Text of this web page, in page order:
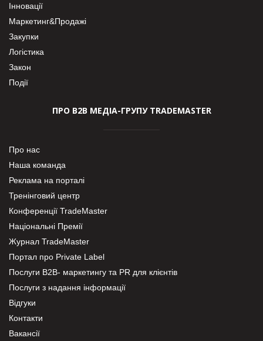
Інновації
Маркетинг&Продажі
Закупки
Логістика
Закон
Події
ПРО В2В МЕДІА-ГРУПУ TRADEMASTER
Про нас
Наша команда
Реклама на порталі
Тренінговий центр
Конференції TradeMaster
Національні Премії
Журнал TradeMaster
Портал про Private Label
Послуги В2В- маркетингу та PR для клієнтів
Послуги з надання інформації
Відгуки
Контакти
Вакансії